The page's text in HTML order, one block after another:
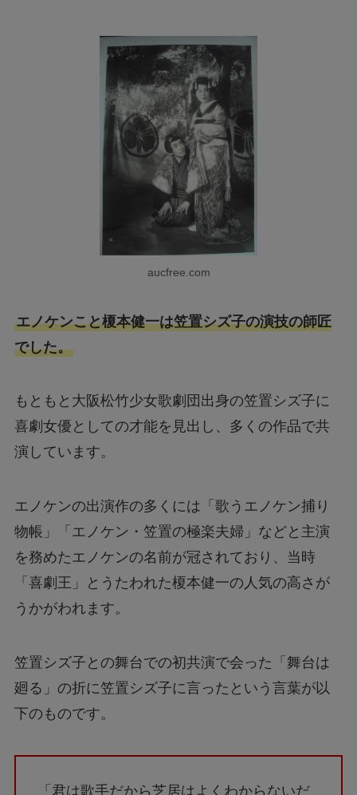
aucfree.com
エノケンこと榎本健一は笠置シズ子の演技の師匠
でした。
もともと大阪松竹少女歌劇団出身の笠置シズ子に
喜劇女優としての才能を見出し、多くの作品で共
演しています。
エノケンの出演作の多くには「歌うエノケン捕り
物帳」「エノケン・笠置の極楽夫婦」などと主演
を務めたエノケンの名前が冠されており、当時
「喜劇王」とうたわれた榎本健一の人気の高さが
うかがわれます。
笠置シズ子との舞台での初共演で会った「舞台は
廻る」の折に笠置シズ子に言ったという言葉が以
下のものです。
「君は歌手だから芝居はよくわからないだ